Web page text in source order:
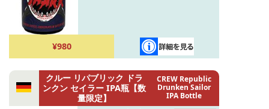
¥980
クルー リパブリック ドラ
ンクン セイラー IPA瓶【数
量限定】
CREW Republic
Drunken Sailor
IPA Bottle